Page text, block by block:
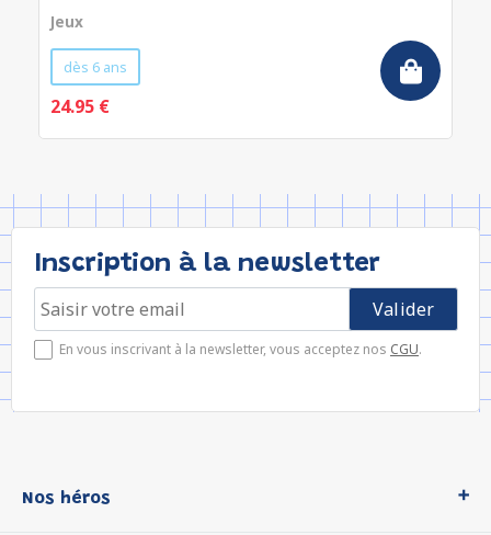
Jeux
dès 6 ans
24.95 €
Inscription à la newsletter
En vous inscrivant à la newsletter, vous acceptez nos CGU.
Nos héros